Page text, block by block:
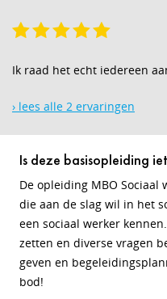
Ik raad het echt iedereen
› lees alle 2 ervaringen
Is deze basisopleiding
De opleiding MBO Sociaal
die aan de slag wil in het
een sociaal werker
zetten en diverse vragen
geven en
bod!